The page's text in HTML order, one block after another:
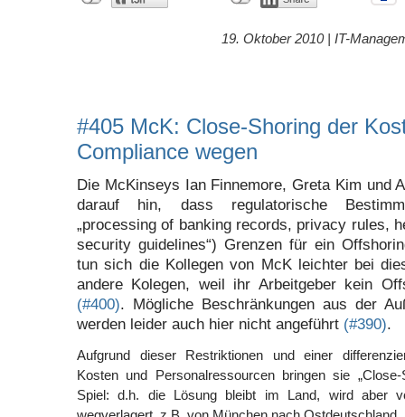
19. Oktober 2010 | IT-
#405 McK: Close-Shoring der
Compliance wegen
Die McKinseys Ian Finnemore, Greta Kim und
darauf hin, dass regulatorische
„processing of banking records, privacy rules,
security guidelines“) Grenzen für ein
tun sich die Kollegen von McK leichter bei
andere Kolegen, weil ihr Arbeitgeber kein
(#400). Mögliche Beschränkungen aus der
werden leider auch hier nicht angeführt (#390).
Aufgrund dieser Restriktionen und einer
Kosten und Personalressourcen bringen sie „Close-
Spiel: d.h. die Lösung bleibt im Land, wird aber